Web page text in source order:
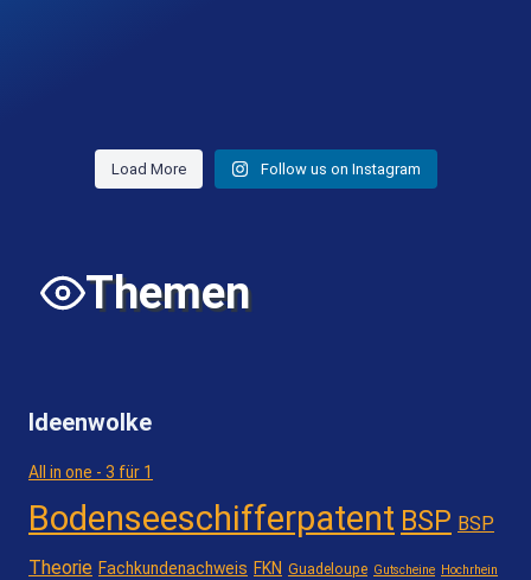
Load More Follow us on Instagram
Themen
Ideenwolke
All in one - 3 für 1
Bodenseeschifferpatent BSP BSP
Theorie Fachkundenachweis FKN Guadeloupe Gutscheine Hochrhein